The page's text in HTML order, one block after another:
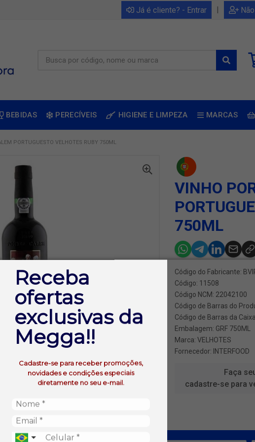
Receba
ofertas
exclusivas da
Megga!!
Cadastre-se para receber promoções,
novidades e condições especiais
diretamente no seu e-mail.
Já é cliente? - Entrar |
BEBIDAS PERECÍVEIS HIGIENE E LIMPEZA MARCAS
PORTUGUESTO VELHOTES RUBY 750ML
VINHO
750ML
Código do Fabricante:
Código: 11508
Código NCM: 22042100
Código de Barras do
Código de Barras da
Embalagem: GRF 750ML
Marca: VELHOTES
Fornecedor: INTERFOOD
Faça
cadastre-se para